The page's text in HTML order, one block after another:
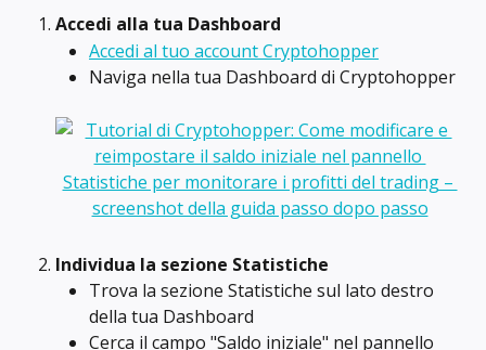
Accedi alla tua Dashboard
Accedi al tuo account Cryptohopper
Naviga nella tua Dashboard di Cryptohopper
Individua la sezione Statistiche
Trova la sezione Statistiche sul lato destro
della tua Dashboard
Cerca il campo "Saldo iniziale" nel pannello